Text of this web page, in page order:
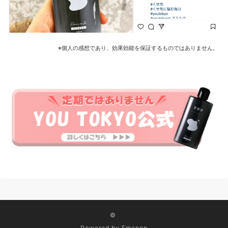
※個人の感想であり、効果効能を保証するものではありません。
©